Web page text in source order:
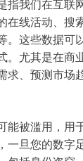
指我们在互联
在线活动、搜
。这些数据可
。尤其是在商
求、预测市场
被滥用，用
一旦您的数字